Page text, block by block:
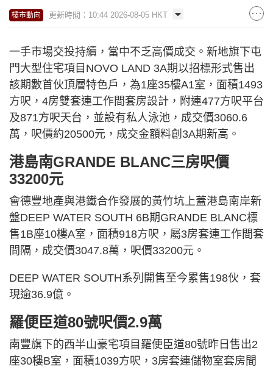
樓市動向 更新時間：10:44 2026-08-05 HKT
一手市場交投持續，當中不乏高價成交。新地旗下屯
門大型住宅項目NOVO LAND 3A期以招標形式售出
該期數首伙頂層特色戶，為1座35樓A1室，面積1493
方呎，4房雙套連工作間套房設計，附連477方呎平台
及871方呎天台，並設有私人泳池，成交價3060.6
萬，呎價約20500元，成交金額料創3A期新高。
港島南GRANDE BLANC三房呎價
33200元
會德豐地產與港鐵合作發展的黃竹坑上蓋港島南岸新
盤DEEP WATER SOUTH 6B期GRANDE BLANC標
售1B座10樓A室，面積918方呎，屬3房套連工作間套
間隔，成交價3047.8萬，呎價33200元。
DEEP WATER SOUTH系列開售至今累售198伙，套
現逾36.9億。
羅便臣道80號呎價2.9萬
南豐旗下的西半山豪宅項目羅便臣道80號昨日售出2
座30樓B室，面積1039方呎，3房套連儲物室套房間